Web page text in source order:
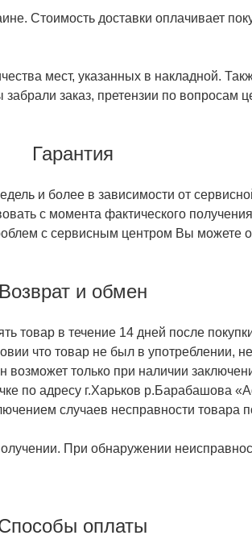
Стоимость доставки оплачивает
мест, указанных в накладной.
заказ, претензии по вопросам
Гарантия
и более в зависимости от
с момента фактического
с сервисным центром Вы можете
Возврат и обмен
товар в течение 14 дней после
что товар не был в употреблении,
только при наличии
по адресу г.Харьков р.Барабашова
случаев несправности товара
При обнаружении
оплаты